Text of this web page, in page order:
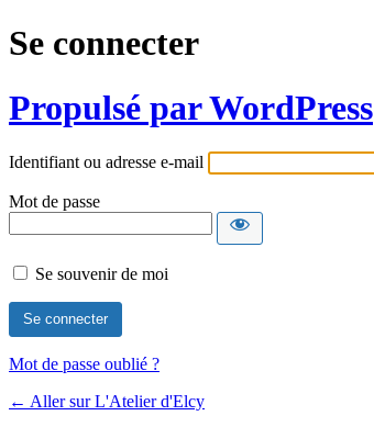
Se connecter
Propulsé par WordPress
Identifiant ou adresse e-mail
Mot de passe
Se souvenir de moi
Mot de passe oublié ?
← Aller sur L'Atelier d'Elcy